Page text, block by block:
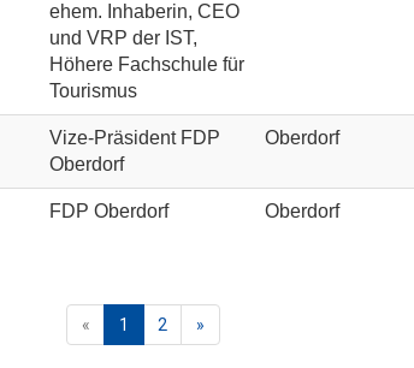
ehem. Inhaberin, CEO
und VRP der IST,
Höhere Fachschule für
Tourismus
Vize-Präsident FDP
Oberdorf
Oberdorf
FDP Oberdorf Oberdorf
« 1 2 »